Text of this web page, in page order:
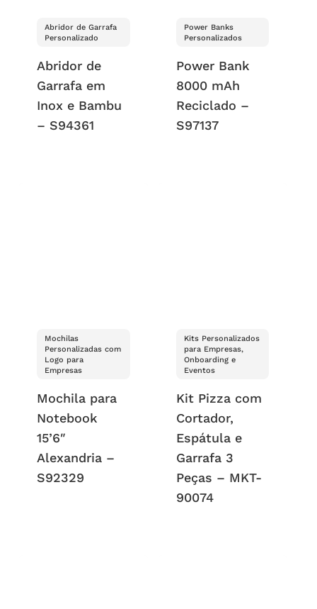
Abridor de Garrafa
Personalizado
Abridor de
Garrafa em
Inox e Bambu
– S94361
Power Banks
Personalizados
Power Bank
8000 mAh
Reciclado –
S97137
Mochilas
Personalizadas com
Logo para
Empresas
Mochila para
Notebook
15’6″
Alexandria –
S92329
Kits Personalizados
para Empresas,
Onboarding e
Eventos
Kit Pizza com
Cortador,
Espátula e
Garrafa 3
Peças – MKT-
90074